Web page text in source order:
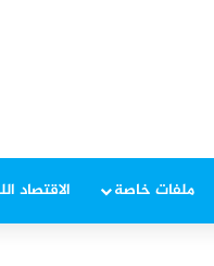
ملفات خاصة الاقتصاد